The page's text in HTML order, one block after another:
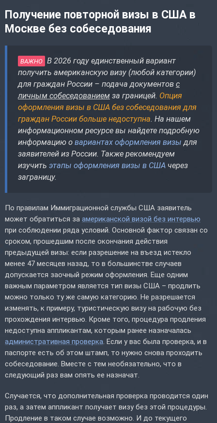
Получение повторной визы в США в
Москве без собеседования
ВАЖНО В 2026 году единственный вариант
получить американскую визу (любой категории)
для граждан России – подача документов с
личным собеседованием за границей. Опция
оформления визы в США без собеседования для
граждан России больше недоступна. На нашем
информационном ресурсе вы найдете подробную
информацию о вариантах оформления визы для
заявителей из России. Также рекомендуем
изучить этапы оформления визы в США через
заграницу.
По правилам Иммиграционной службы США заявитель
может обратиться за американской визой без интервью
при соблюдении ряда условий. Основной фактор связан со
сроком, прошедшим после окончания действия
предыдущей визы: если разрешение на въезд истекло
менее 47 месяцев назад, то в большинстве случаев
допускается заочный режим оформления. Еще одним
важным параметром является тип визы США – продлить
можно только ту же самую категорию. Не разрешается
изменять, к примеру, туристическую визу на рабочую без
прохождения интервью. Кроме того, процедура продления
недоступна аппликантам, которым ранее назначалась
административная проверка . Если у вас была проверка, и в
паспорте есть об этом штамп, то нужно снова проходить
собеседование. Вместе с тем необязательно, что в
следующий раз вам опять ее назначат.
Случается, что дополнительная проверка проводится один
раз, а затем аппликант получает визу без этой процедуры.
Продление в таком случае возможно. И до текущего